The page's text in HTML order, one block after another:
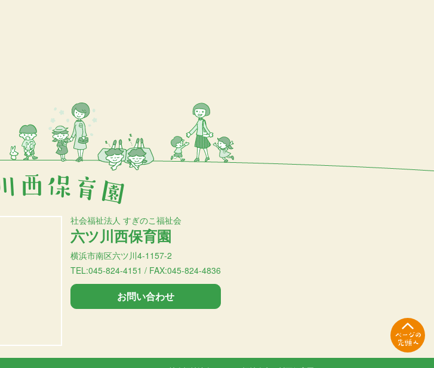
社会福祉法人 すぎのこ福祉会
六ツ川西保育園
横浜市南区六ツ川4-1157-2
TEL:045-824-4151 / FAX:045-824-4836
お問い合わせ